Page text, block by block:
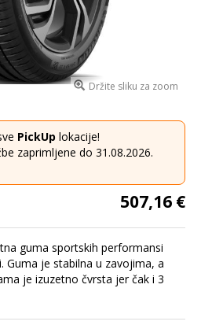
Držite sliku za zoom
PickUp lokacije!
zaprimljene do 31.08.2026.
507,16 €
guma sportskih performansi
Guma je stabilna u zavojima, a
je izuzetno čvrsta jer čak i 3